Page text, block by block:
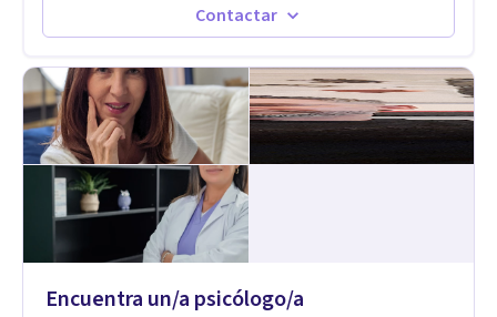
herramientas concretas para el cambio, que permitan
desarrollar nuevas habilidades y estrategias basadas en la
Contactar
Encuentra un/a psicólogo/a